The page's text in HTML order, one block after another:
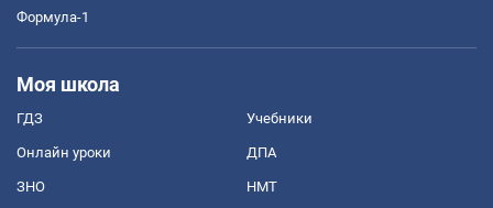
Формула-1
Моя школа
ГДЗ Учебники
Онлайн уроки ДПА
ЗНО НМТ